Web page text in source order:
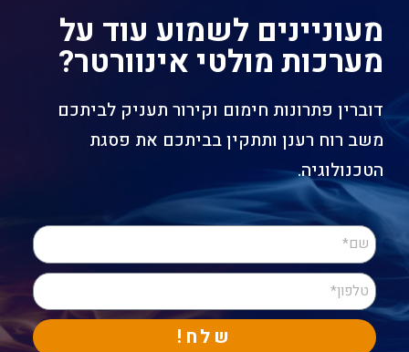
מעוניינים לשמוע עוד על
מערכות מולטי אינוורטר?
דוברין פתרונות חימום וקירור תעניק לביתכם
משב רוח רענן ותתקין בביתכם את פסגת
הטכנולוגיה.
שלח!